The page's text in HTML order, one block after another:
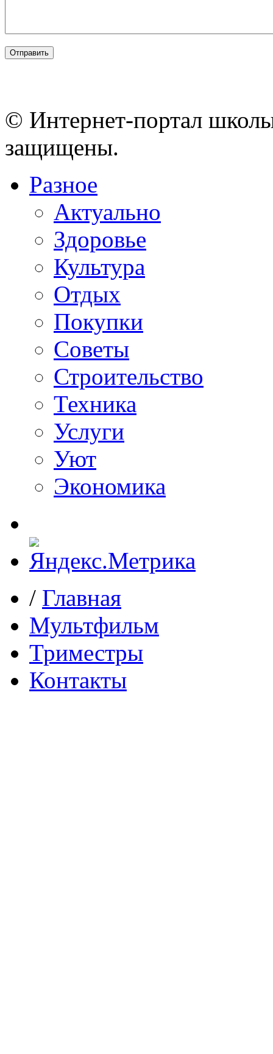
© Интернет-портал
защищены.
Разное
Актуально
Здоровье
Культура
Отдых
Покупки
Советы
Строительство
Техника
Услуги
Уют
Экономика
/ Главная
Мультфильм
Триместры
Контакты